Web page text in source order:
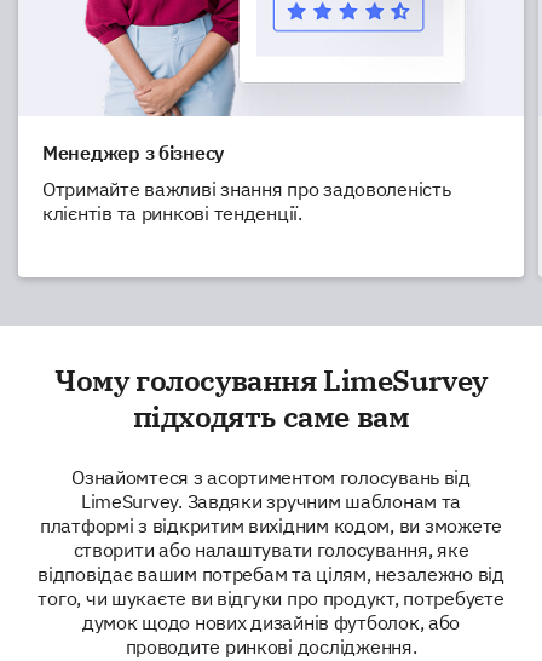
Менеджер з бізнесу
Отримайте важливі знання про задоволеність
клієнтів та ринкові тенденції.
Чому голосування LimeSurvey
підходять саме вам
Ознайомтеся з асортиментом голосувань від
LimeSurvey. Завдяки зручним шаблонам та
платформі з відкритим вихідним кодом, ви зможете
створити або налаштувати голосування, яке
відповідає вашим потребам та цілям, незалежно від
того, чи шукаєте ви відгуки про продукт, потребуєте
думок щодо нових дизайнів футболок, або
проводите ринкові дослідження.